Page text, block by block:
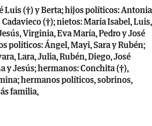
Luis (†) y Berta; hijos políticos: Antonia
Cadavieco (†); nietos: María Isabel, Luis,
Virginia, Eva María, Pedro y José
políticos: Ángel, Mayi, Sara y Rubén;
Lara, Julia, Rubén, Diego, José
y Jesús; hermanos: Conchita (†),
hermanos políticos, sobrinos,
familia,